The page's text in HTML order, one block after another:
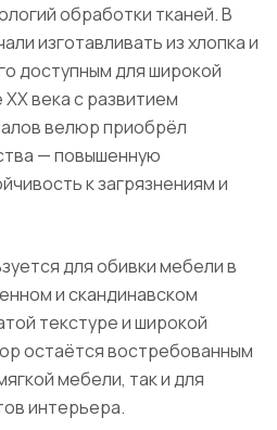
обработки тканей. В
изготавливать из хлопка и
доступным для широкой
века с развитием
велюр приобрёл
— повышенную
к загрязнениям и
для обивки мебели в
и скандинавском
текстуре и широкой
остаётся востребованным
мебели, так и для
интерьера.